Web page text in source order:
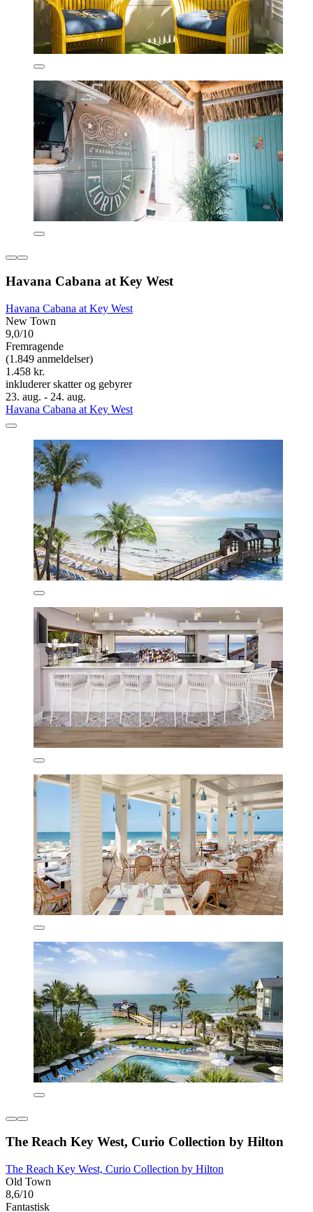
Havana Cabana at Key West
Havana Cabana at Key West
New Town
9,0/10
Fremragende
(1.849 anmeldelser)
1.458 kr.
inkluderer skatter og gebyrer
23. aug. - 24. aug.
Havana Cabana at Key West
The Reach Key West, Curio Collection by Hilton
The Reach Key West, Curio Collection by Hilton
Old Town
8,6/10
Fantastisk